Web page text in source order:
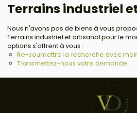
Avis clients
Terrains industriel
Nous n'avons pas de biens à vous
Terrains industriel et artisanal pour le
options s'offrent à vous :
Re-soumettre la recherche avec
Transmettez-nous votre demande